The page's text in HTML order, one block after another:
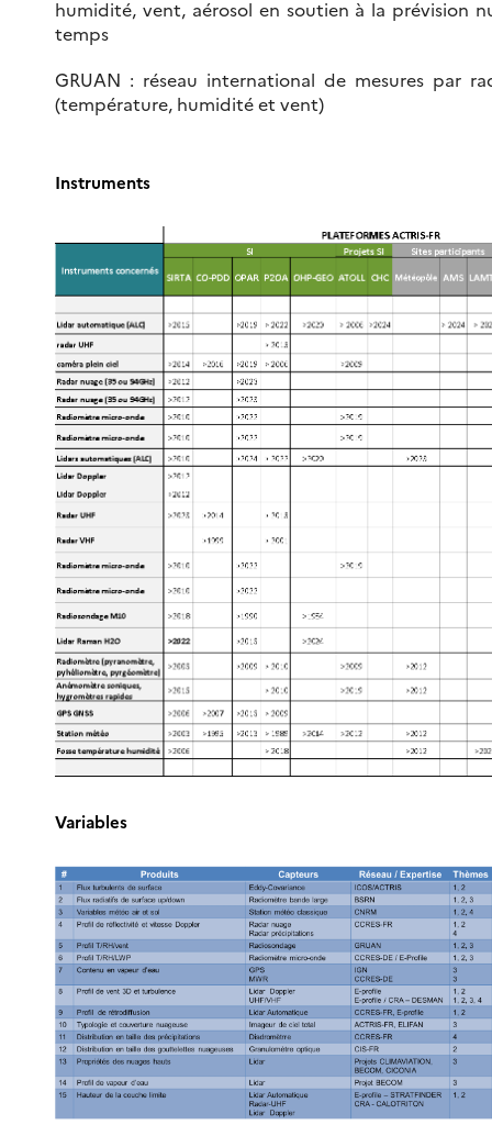
humidité, vent, aérosol en soutien à la prévision
temps
GRUAN : réseau international de mesures par
(température, humidité et vent)
Instruments
Variables